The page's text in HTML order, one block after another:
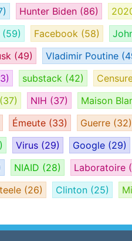
Hunter Biden (86)
(59) Facebook (58)
(49) Vladimir Poutine
substack (42)
(37) NIH (37) Maison
Émeute (33) Guerre (32)
Virus (29) Google (29)
NIAID (28) Laboratoire
(26) Clinton (25)